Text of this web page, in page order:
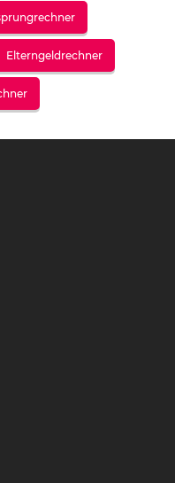
Elterngeldrechner